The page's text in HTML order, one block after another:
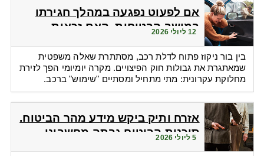
אם לפעוט נפגעה במהלך חגירתו
במושב הבטיחות. האם זכאית
12 ליולי 2026
בין בור ניקוז פתוח לדלת רכב, מסתתרת שאלה משפטית
שמאתגרת את גבולות חוק הפיצויים. מקרה יומיומי הפך לזירת
מחלוקת עקרונית: מתי מתחיל ומסתיים "שימוש" ברכב.
אזרח ותיק ביקש מידע מהר הביטוח.
סוכנות הביטוח גבתה מחשבונו
5 ליולי 2026